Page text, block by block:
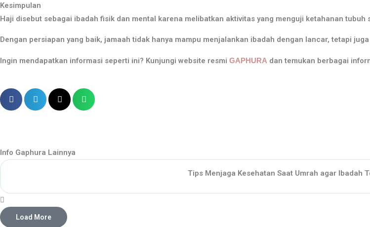
Kesimpulan
Haji disebut sebagai ibadah fisik dan mental karena melibatkan aktivitas yang menguji ketahanan
Dengan persiapan yang baik, jamaah tidak hanya mampu menjalankan ibadah dengan lancar, tetapi
Ingin mendapatkan informasi seperti ini? Kunjungi website resmi GAPHURA dan temukan berbagai
Info Gaphura Lainnya
Tips Menjaga Kesehatan Saat Umrah agar Ibadah
Load More